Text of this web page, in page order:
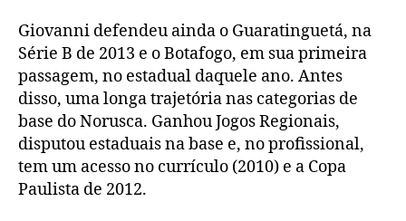
Giovanni defendeu ainda o Guaratinguetá, na
Série B de 2013 e o Botafogo, em sua primeira
passagem, no estadual daquele ano. Antes
disso, uma longa trajetória nas categorias de
base do Norusca. Ganhou Jogos Regionais,
disputou estaduais na base e, no profissional,
tem um acesso no currículo (2010) e a Copa
Paulista de 2012.